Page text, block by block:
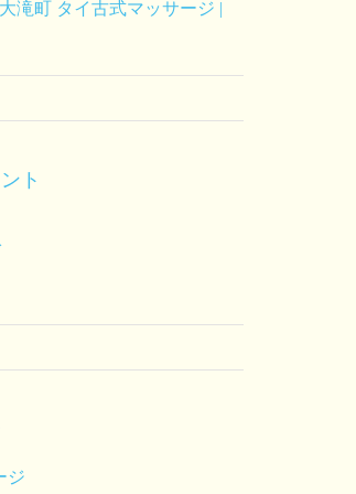
滝町 タイ古式マッサージ |
ト
ジ